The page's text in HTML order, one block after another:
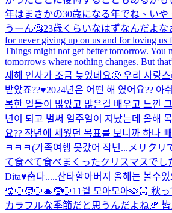
年はまさかの30歳になる年でね、いや
うーん🧐23歳くらいなはずなんだよな
for never giving up on us and for loving us
Things might not get better tomorrow. You
tomorrows where nothing changes. But
새해 인사가 조금 늦었네요🥺 우리 사랑스
받았죠??♥️2024년은 어떤 해 였어요?? 아
복한 일들이 많았고 많은걸 배우고 느낀
년이 되고 벌써 일주일이 지났는데 올해
요?? 작년에 세웠던 목표를 보니까 하나
ㅋㅋㅋ(가족여행 못갔어 작년... メリクリ
て食べて食べまくったクリスマスでし
Dita♥️춥다.....산타할아버지 올해는 볼수
🎅🏻🧑🏻‍🎄🤶🏻11월 모아모아🫶🏻 秋
カラフルな季節だと思うんだよね🍂